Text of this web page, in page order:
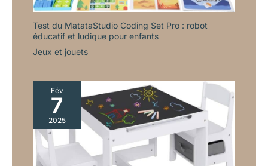
Test du MatataStudio Coding Set Pro : robot
éducatif et ludique pour enfants
Jeux et jouets
Fév
7
2025